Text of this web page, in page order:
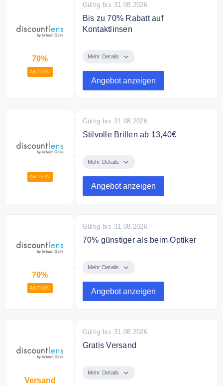
70%
AKTION
Gültig bis 31.08.2026
Bis zu 70% Rabatt auf
Kontaktlinsen
Kontaktlinsen bei discountlens
Mehr Details
Angebot anzeigen
AKTION
Gültig bis 31.08.2026
Stilvolle Brillen ab 13,40€
discountlens
Mehr Details
Angebot anzeigen
70%
AKTION
Gültig bis 31.08.2026
70% günstiger als beim Optiker
Brillen oder Kontaktlinsen bei
Mehr Details
Angebot anzeigen
Versand
Gültig bis 31.08.2026
Gratis Versand
Discountlens.de keine
Mehr Details